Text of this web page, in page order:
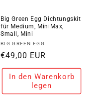
Big Green Egg Dichtungskit
für Medium, MiniMax,
Small, Mini
Anbieter:
BIG GREEN EGG
Normaler
Preis
€49,00 EUR
In den Warenkorb
legen